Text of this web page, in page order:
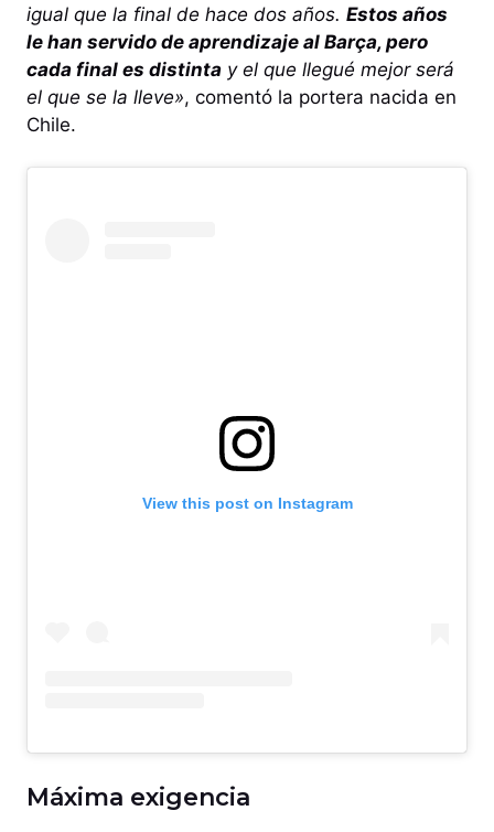
igual que la final de hace dos años. Estos años
le han servido de aprendizaje al Barça, pero
cada final es distinta y el que llegué mejor será
el que se la lleve», comentó la portera nacida en
Chile.
View this post on Instagram
Máxima exigencia